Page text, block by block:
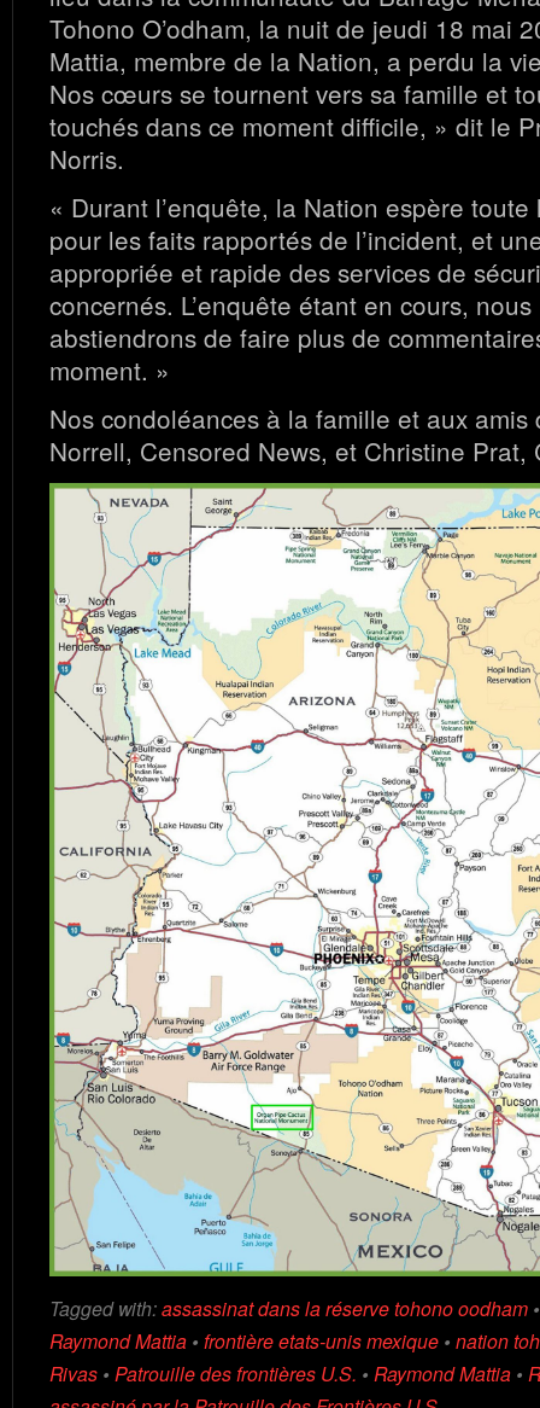
Tohono O’odham, la nuit de jeudi 18 mai
Mattia, membre de la Nation, a perdu la
Nos cœurs se tournent vers sa famille et
touchés dans ce moment difficile, » dit le
Norris.
« Durant l’enquête, la Nation espère
pour les faits rapportés de l’incident, et
appropriée et rapide des services de
concernés. L’enquête étant en cours,
abstiendrons de faire plus de
moment. »
Nos condoléances à la famille et aux
Norrell, Censored News, et Christine Prat,
Tagged with:assassinat dans la réserve tohono oodham
Raymond Mattia • frontière etats-unis mexique • nation
Rivas • Patrouille des frontières U.S. • Raymond Mattia •